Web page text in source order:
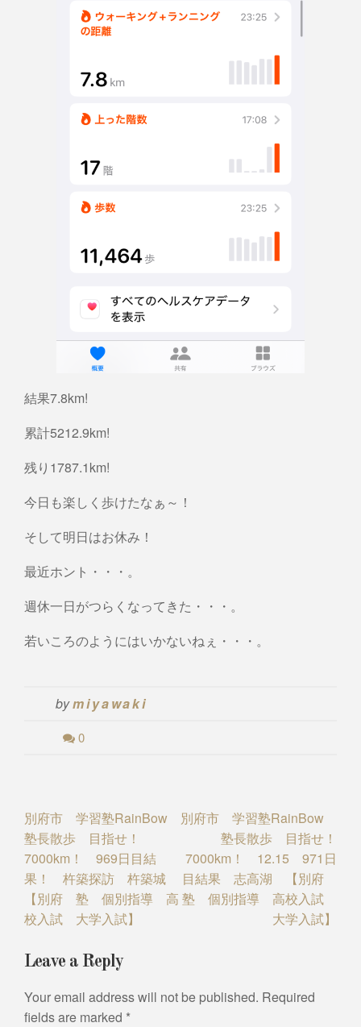
結果7.8km!
累計5212.9km!
残り1787.1km!
今日も楽しく歩けたなぁ～！
そして明日はお休み！
最近ホント・・・。
週休一日がつらくなってきた・・・。
若いころのようにはいかないねぇ・・・。
bymiyawaki
0
Post
navigation
別府市 学習塾RainBow
塾長散歩 目指せ！
7000km！ 969日目結
果！ 杵築探訪 杵築城
【別府 塾 個別指導 高
校入試 大学入試】
別府市 学習塾RainBow
塾長散歩 目指せ！
7000km！ 12.15 971日
目結果 志高湖 【別府
塾 個別指導 高校入試
大学入試】
Leave a Reply
Your email address will not be published. Required
fields are marked *